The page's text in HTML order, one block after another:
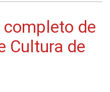
de
Cultura de